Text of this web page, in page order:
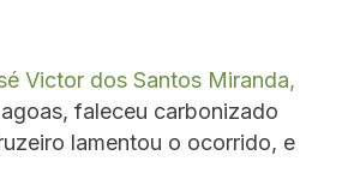
Victor dos Santos Miranda,
faleceu carbonizado
lamentou o ocorrido, e